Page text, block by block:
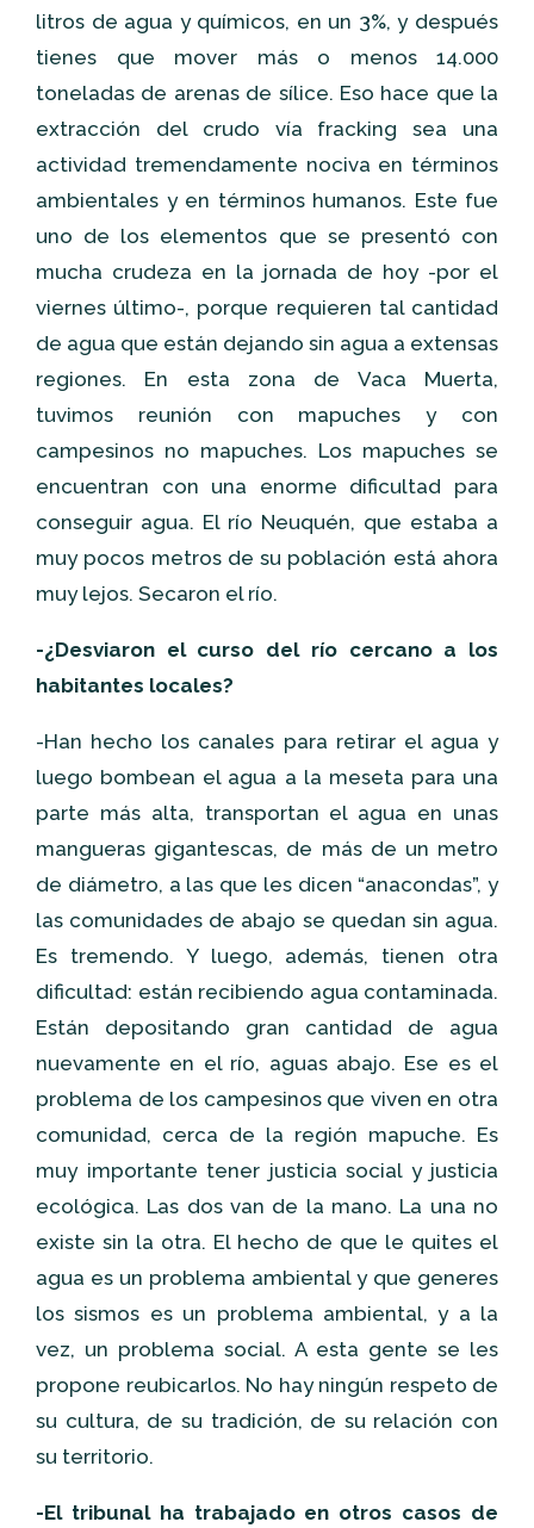
litros de agua y químicos, en un 3%, y después
tienes que mover más o menos 14.000
toneladas de arenas de sílice. Eso hace que la
extracción del crudo vía fracking sea una
actividad tremendamente nociva en términos
ambientales y en términos humanos. Este fue
uno de los elementos que se presentó con
mucha crudeza en la jornada de hoy -por el
viernes último-, porque requieren tal cantidad
de agua que están dejando sin agua a extensas
regiones. En esta zona de Vaca Muerta,
tuvimos reunión con mapuches y con
campesinos no mapuches. Los mapuches se
encuentran con una enorme dificultad para
conseguir agua. El río Neuquén, que estaba a
muy pocos metros de su población está ahora
muy lejos. Secaron el río.
-¿Desviaron el curso del río cercano a los
habitantes locales?
-Han hecho los canales para retirar el agua y
luego bombean el agua a la meseta para una
parte más alta, transportan el agua en unas
mangueras gigantescas, de más de un metro
de diámetro, a las que les dicen “anacondas”, y
las comunidades de abajo se quedan sin agua.
Es tremendo. Y luego, además, tienen otra
dificultad: están recibiendo agua contaminada.
Están depositando gran cantidad de agua
nuevamente en el río, aguas abajo. Ese es el
problema de los campesinos que viven en otra
comunidad, cerca de la región mapuche. Es
muy importante tener justicia social y justicia
ecológica. Las dos van de la mano. La una no
existe sin la otra. El hecho de que le quites el
agua es un problema ambiental y que generes
los sismos es un problema ambiental, y a la
vez, un problema social. A esta gente se les
propone reubicarlos. No hay ningún respeto de
su cultura, de su tradición, de su relación con
su territorio.
-El tribunal ha trabajado en otros casos de